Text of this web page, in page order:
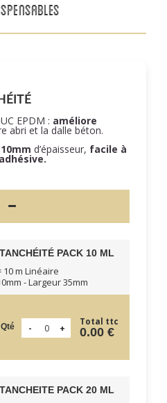
EPDM : améliore
abri et la dalle béton.
d’épaisseur, facile à
PACK 10 ML
10 m Linéaire
- Largeur 35mm
Qté Total ttc
0.00 €
PACK 20 ML